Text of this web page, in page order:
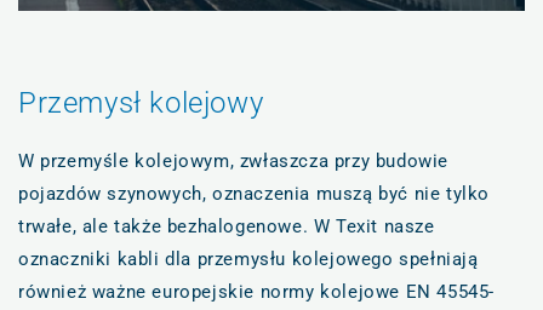
Przemysł kolejowy
W przemyśle kolejowym, zwłaszcza przy budowie
pojazdów szynowych, oznaczenia muszą być nie tylko
trwałe, ale także bezhalogenowe. W Texit nasze
oznaczniki kabli dla przemysłu kolejowego spełniają
również ważne europejskie normy kolejowe EN 45545-